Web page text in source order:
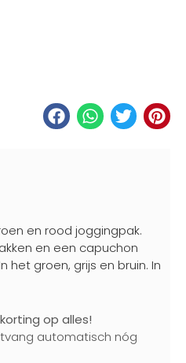
en rood joggingpak.
en een capuchon
het groen, grijs en bruin. In
op alles!
automatisch nóg